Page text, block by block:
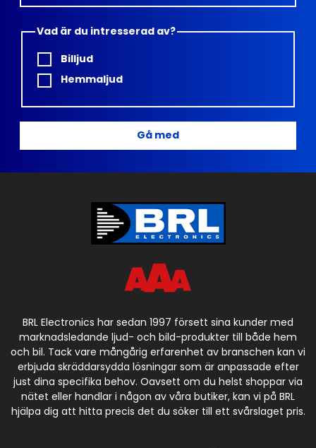
Vad är du intresserad av?
Billjud
Hemmaljud
Gå med
BRL Electronics har sedan 1997 försett sina kunder med
marknadsledande ljud- och bild-produkter till både hem
och bil. Tack vare mångårig erfarenhet av branschen kan vi
erbjuda skräddarsydda lösningar som är anpassade efter
just dina specifika behov. Oavsett om du helst shoppar via
nätet eller handlar i någon av våra butiker, kan vi på BRL
hjälpa dig att hitta precis det du söker till ett svårslaget pris.